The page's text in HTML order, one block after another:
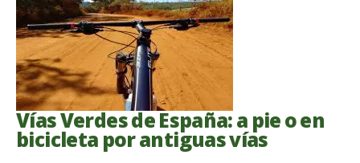
Vías Verdes de España: a pie o en
bicicleta por antiguas vías